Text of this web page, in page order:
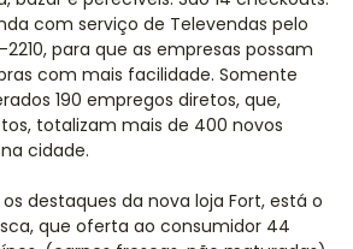
com serviço de Televendas pelo
para que as empresas possam
com mais facilidade. Somente
190 empregos diretos, que,
totalizam mais de 400 novos
cidade.
destaques da nova loja Fort, está o
que oferta ao consumidor 44